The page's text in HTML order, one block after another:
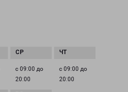
с 09:00 до
20:00
с 09:00 до
20:00